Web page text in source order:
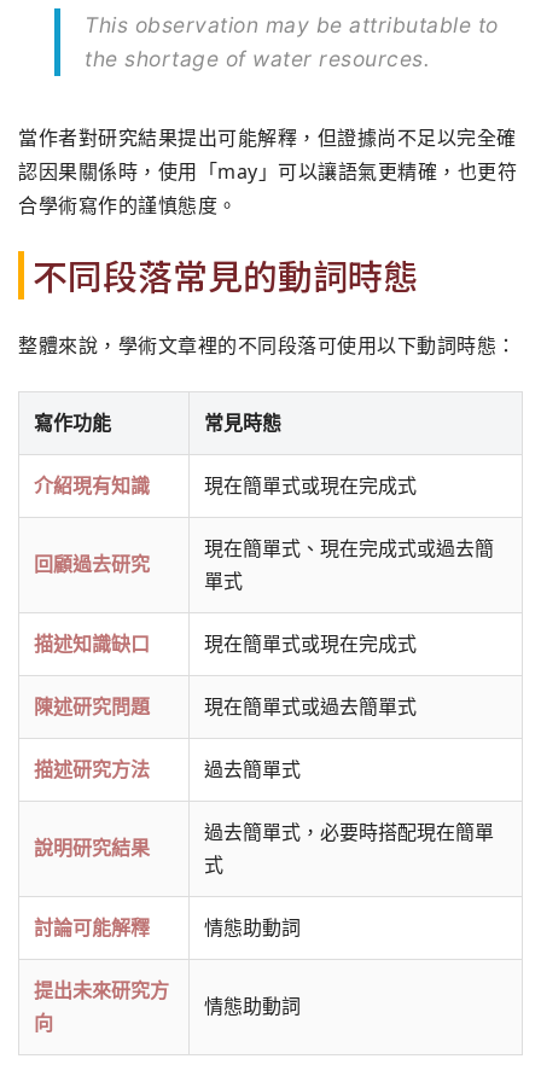
This observation may be attributable to
the shortage of water resources.
當作者對研究結果提出可能解釋，但證據尚不足以完全確
認因果關係時，使用「may」可以讓語氣更精確，也更符
合學術寫作的謹慎態度。
不同段落常見的動詞時態
整體來說，學術文章裡的不同段落可使用以下動詞時態：
寫作功能 常見時態
介紹現有知識 現在簡單式或現在完成式
回顧過去研究
現在簡單式、現在完成式或過去簡
單式
描述知識缺口 現在簡單式或現在完成式
陳述研究問題 現在簡單式或過去簡單式
描述研究方法 過去簡單式
說明研究結果
過去簡單式，必要時搭配現在簡單
式
討論可能解釋 情態助動詞
提出未來研究方
向
情態助動詞